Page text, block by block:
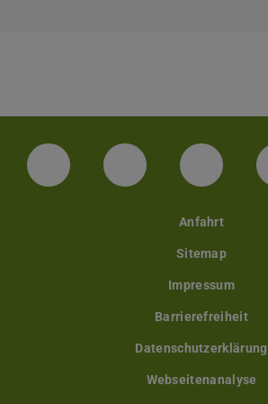
Facebook Instagram TikTok
Anfahrt
Sitemap
Impressum
Barrierefreiheit
Datenschutzerklärung
Webseitenanalyse